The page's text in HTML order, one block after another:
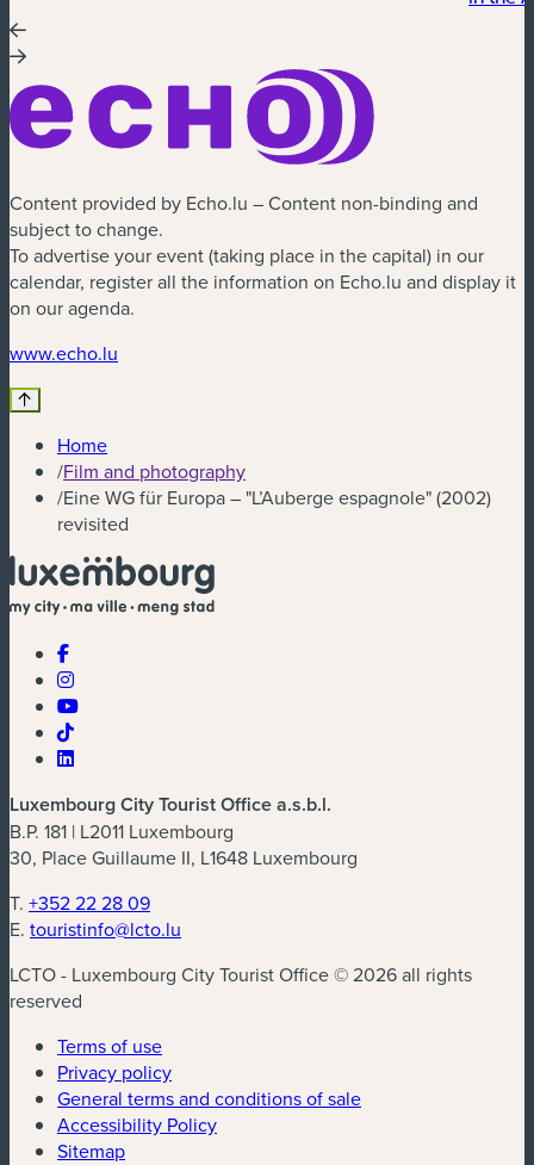
Content provided by Echo.lu – Content non-binding and
subject to change.
To advertise your event (taking place in the capital) in our
calendar, register all the information on Echo.lu and display it
on our agenda.
www.echo.lu
Home
/Film and photography
/Eine WG für Europa – "L’Auberge espagnole" (2002)
revisited
Luxembourg City Tourist Office a.s.b.l.
B.P. 181 | L2011 Luxembourg
30, Place Guillaume II, L1648 Luxembourg
T. +352 22 28 09
E. touristinfo@lcto.lu
LCTO - Luxembourg City Tourist Office © 2026 all rights
reserved
Terms of use
Privacy policy
General terms and conditions of sale
Accessibility Policy
Sitemap